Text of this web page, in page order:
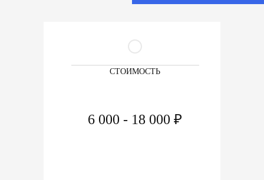
СТОИМОСТЬ
6 000 - 18 000 ₽